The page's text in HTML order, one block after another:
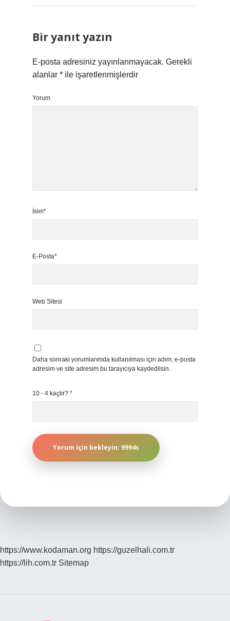
Bir yanıt yazın
E-posta adresiniz yayınlanmayacak. Gerekli
alanlar * ile işaretlenmişlerdir
Yorum
İsim*
E-Posta*
Web Sitesi
Daha sonraki yorumlarımda kullanılması için adım, e-posta
adresim ve site adresim bu tarayıcıya kaydedilsin.
10 - 4 kaçtır? *
https://www.kodaman.org https://guzelhali.com.tr
https://lih.com.tr Sitemap